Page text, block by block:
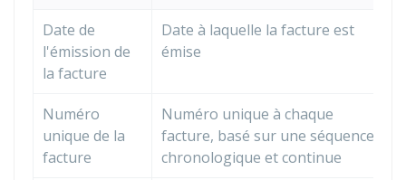
Date de
l'émission de
la facture
Date à laquelle la facture est
émise
Numéro
unique de la
facture
Numéro unique à chaque
facture, basé sur une séquence
chronologique et continue